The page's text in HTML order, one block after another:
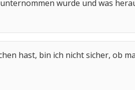
wurde und was
hast, bin ich nicht sicher, ob